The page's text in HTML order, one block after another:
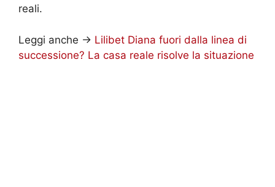
reali.
Leggi anche -> Lilibet Diana fuori dalla linea di
successione? La casa reale risolve la situazione